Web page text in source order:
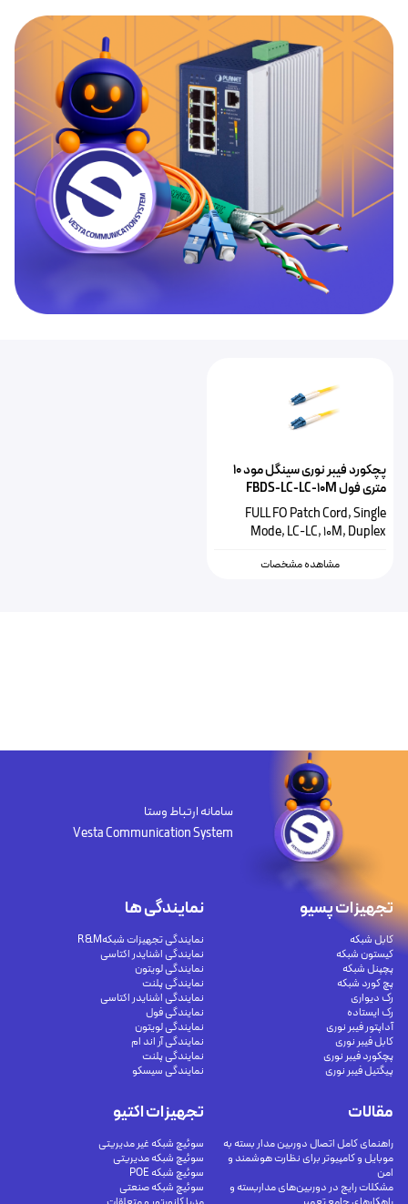
پچکورد فیبر نوری سینگل مود ۱۰
متری فول FBDS-LC-LC-10M
FULL FO Patch Cord, Single
Mode, LC-LC, 10M, Duplex
مشاهده مشخصات
سامانه ارتباط وستا
Vesta Communication System
تجهیزات پسیو
کابل شبکه
کیستون شبکه
پچپنل شبکه
پچ کورد شبکه
رک دیواری
رک ایستاده
آداپتور فیبر نوری
کابل فیبر نوری
پچکورد فیبر نوری
پیگتیل فیبر نوری
تجهیزات اکتیو
سوئیچ شبکه غیر مدیریتی
سوئیچ شبکه مدیریتی
سوئیچ شبکه POE
سوئیچ شبکه صنعتی
نمایندگی ها
نمایندگی تجهیزات شبکهR&M
نمایندگی اشنایدر اکتاسی
نمایندگی لویتون
نمایندگی پلنت
نمایندگی اشنایدر اکتاسی
نمایندگی فول
نمایندگی لویتون
نمایندگی آر اند ام
نمایندگی پلنت
نمایندگی سیسکو
مقالات
راهنمای کامل اتصال دوربین مدار بسته به
موبایل و کامپیوتر برای نظارت هوشمند و
امن
مشکلات رایج در دوربین‌های مداربسته و